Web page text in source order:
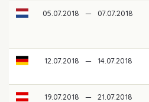
05.07.2018 — 07.07.2018
12.07.2018 — 14.07.2018
19.07.2018 — 21.07.2018